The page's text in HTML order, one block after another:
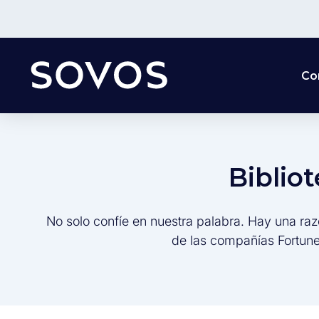
No solo confíe en nuestra palabra. Hay una
de las compañías